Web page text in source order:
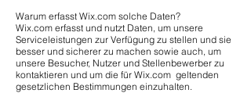
Warum erfasst Wix.com solche Daten?
Wix.com erfasst und nutzt Daten, um unsere
Serviceleistungen zur Verfügung zu stellen und sie
besser und sicherer zu machen sowie auch, um
unsere Besucher, Nutzer und Stellenbewerber zu
kontaktieren und um die für Wix.com geltenden
gesetzlichen Bestimmungen einzuhalten.